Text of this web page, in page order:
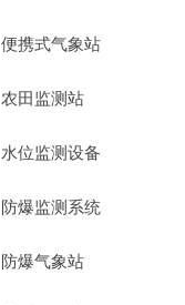
便携式气象站
农田监测站
水位监测设备
防爆监测系统
防爆气象站